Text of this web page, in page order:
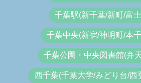
千葉駅(新千葉/新町/富
千葉中央(新宿/神明町/本
千葉公園・中央図書館(弁
西千葉(千葉大学/みどり台/西